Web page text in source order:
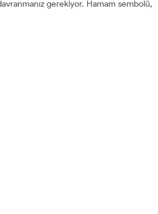
gerekiyor. Hamam sembolü,